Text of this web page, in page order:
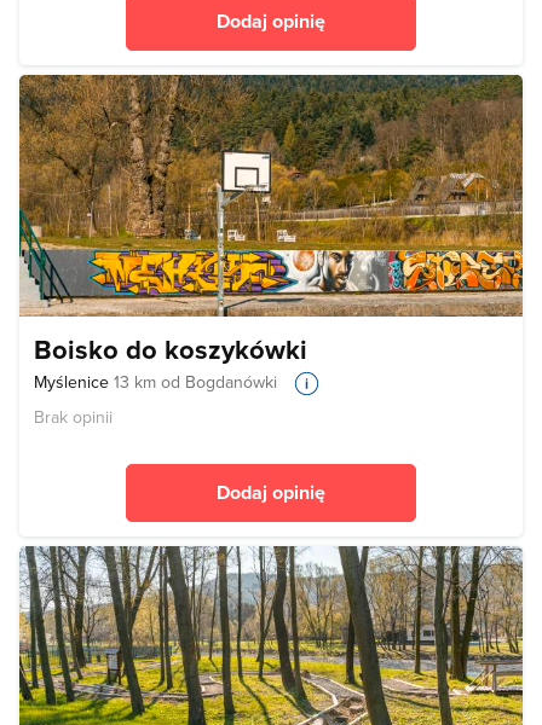
Dodaj opinię
Boisko do koszykówki
Myślenice 13 km od Bogdanówki
Brak opinii
Dodaj opinię